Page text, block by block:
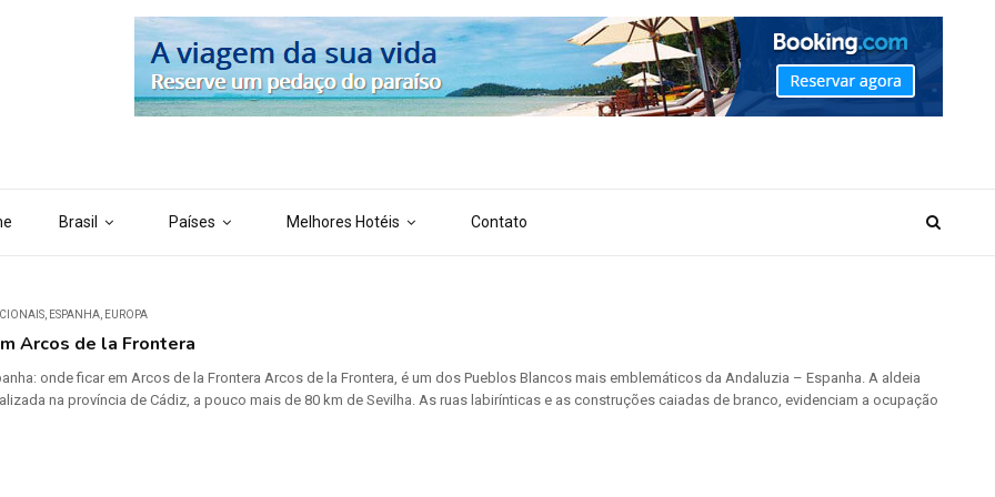
Brasil Países Melhores Hotéis Contato
ESPANHA EUROPA
Arcos de la Frontera
onde ficar em Arcos de la Frontera Arcos de la Frontera, é um dos Pueblos Blancos mais emblemáticos da Andaluzia – Espanha. A aldeia
na província de Cádiz, a pouco mais de 80 km de Sevilha. As ruas labirínticas e as construções caiadas de branco, evidenciam a ocupação